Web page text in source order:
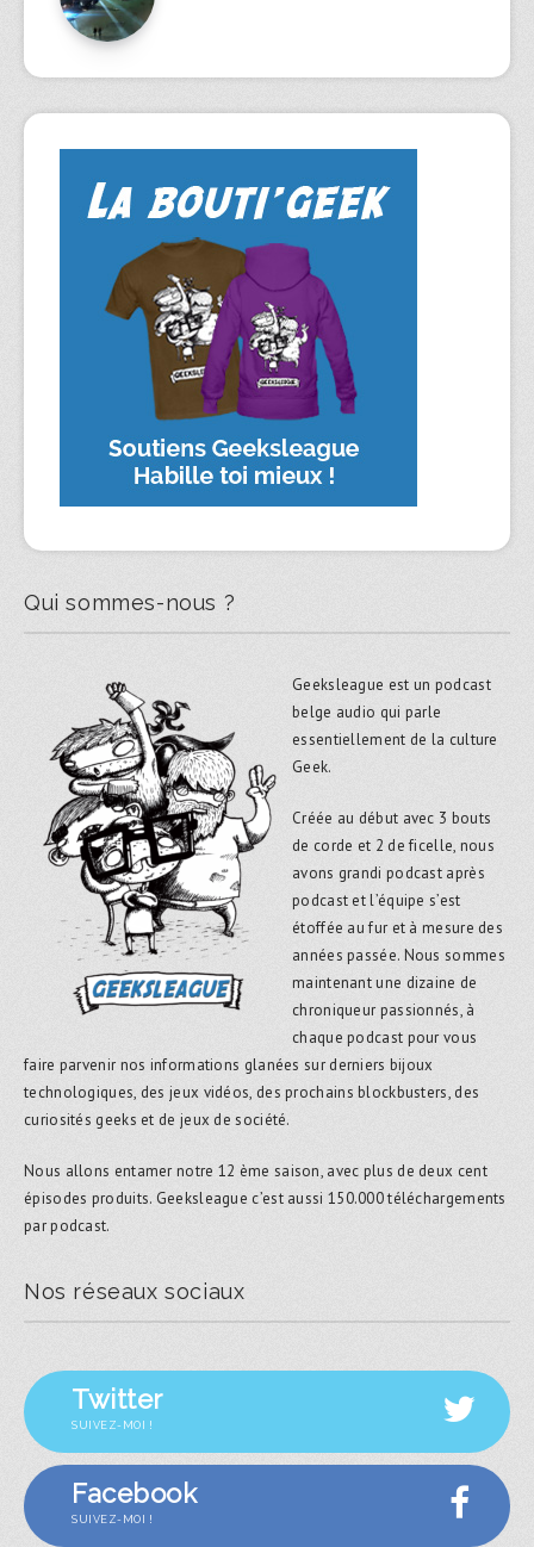
Qui sommes-nous ?
Geeksleague est un podcast
belge audio qui parle
essentiellement de la culture
Geek.
Créée au début avec 3 bouts
de corde et 2 de ficelle, nous
avons grandi podcast après
podcast et l’équipe s’est
étoffée au fur et à mesure des
années passée. Nous sommes
maintenant une dizaine de
chroniqueur passionnés, à
chaque podcast pour vous
faire parvenir nos informations glanées sur derniers bijoux
technologiques, des jeux vidéos, des prochains blockbusters, des
curiosités geeks et de jeux de société.
Nous allons entamer notre 12 ème saison, avec plus de deux cent
épisodes produits. Geeksleague c’est aussi 150.000 téléchargements
par podcast.
Nos réseaux sociaux
Twitter
SUIVEZ-MOI !
Facebook
SUIVEZ-MOI !